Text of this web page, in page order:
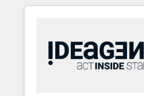
ABM, IA, emailing) Informations clés : - 10 ans
certifications HubSpot cumulées
brands such as Lenovo,
Association, Randstad, Uber
HubSpot itself. We have the largest technical
consulting team of any HubSpot